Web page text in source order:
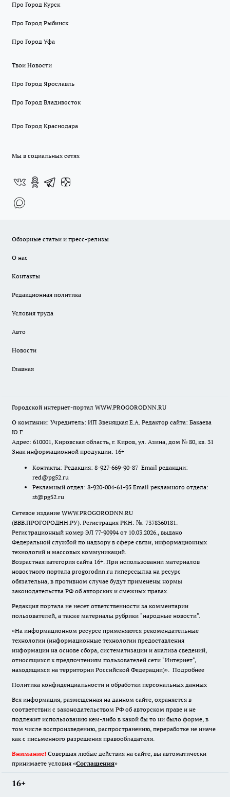
Про Город Курск
Про Город Рыбинск
Про Город Уфа
Твои Новости
Про Город Ярославль
Про Город Владивосток
Про Город Краснодара
Мы в социальных сетях
Обзорные статьи и пресс-релизы
О нас
Контакты
Редакционная политика
Условия труда
Авто
Новости
Главная
Городской интернет-портал WWW.PROGORODNN.RU
О компании: Учредитель: ИП Звеняцкая Е.А. Редактор сайта: Бакаева
Ю.Г.
Адрес: 610001, Кировская область, г. Киров, ул. Азина, дом № 80, кв. 31
Знак информационной продукции: 16+
Контакты: Редакция: 8-927-669-90-87 Email редакции:
red@pg52.ru
Рекламный отдел: 8-920-004-61-95 Email рекламного отдела:
st@pg52.ru
Сетевое издание WWW.PROGORODNN.RU
(ВВВ.ПРОГОРОДНН.РУ). Регистрация РКН: №: 7378360181.
Регистрационный номер ЭЛ 77-90994 от 10.03.2026., выдано
Федеральной службой по надзору в сфере связи, информационных
технологий и массовых коммуникаций.
Возрастная категория сайта 16+. При использовании материалов
новостного портала progorodnn.ru гиперссылка на ресурс
обязательна, в противном случае будут применены нормы
законодательства РФ об авторских и смежных правах.
Редакция портала не несет ответственности за комментарии
пользователей, а также материалы рубрики "народные новости".
«На информационном ресурсе применяются рекомендательные
технологии (информационные технологии предоставления
информации на основе сбора, систематизации и анализа сведений,
относящихся к предпочтениям пользователей сети "Интернет",
находящихся на территории Российской Федерации)». Подробнее
Политика конфиденциальности и обработки персональных данных
Вся информация, размещенная на данном сайте, охраняется в
соответствии с законодательством РФ об авторском праве и не
подлежит использованию кем-либо в какой бы то ни было форме, в
том числе воспроизведению, распространению, переработке не иначе
как с письменного разрешения правообладателя.
Внимание! Совершая любые действия на сайте, вы автоматически
принимаете условия «Cоглашения»
16+